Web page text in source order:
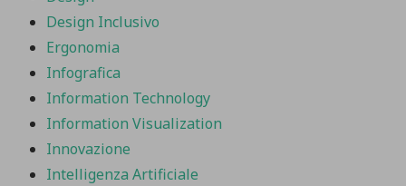
Design Inclusivo
Ergonomia
Infografica
Information Technology
Information Visualization
Innovazione
Intelligenza Artificiale